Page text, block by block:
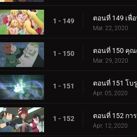
1 - 149 ตอนที่ 149 เพื่
Mar. 22, 2020
1 - 150
Mar. 29, 2020
1 - 151 ตอนที่ 151 โบ
Apr. 05, 2020
1 - 152
Apr. 12, 2020